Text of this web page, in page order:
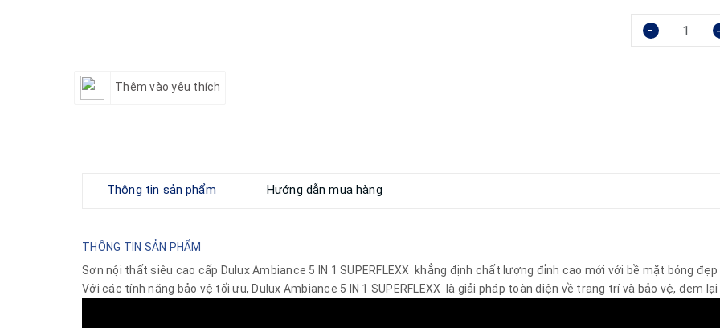
-
Thêm vào yêu thích
Thông tin sản phẩm Hướng dẫn mua hàng
THÔNG TIN SẢN PHẨM
Sơn nội thất siêu cao cấp Dulux Ambiance 5 IN 1 SUPERFLEXX khẳng định chất lượng đỉnh cao mới với bề mặt bóng
Với các tính năng bảo vệ tối ưu, Dulux Ambiance 5 IN 1 SUPERFLEXX là giải pháp toàn diện về trang trí và bảo vệ, đem